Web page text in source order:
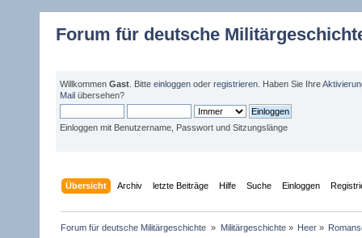
Forum für deutsche
Willkommen Gast . Bitte einloggen oder registrieren . Haben Sie Ihre
Mail übersehen?
Einloggen mit Benutzername, Passwort und Sitzungslänge
Übersicht Archiv letzte Beiträge Hilfe Suche Einloggen
Forum für deutsche Militärgeschichte » Militärgeschichte» Heer»